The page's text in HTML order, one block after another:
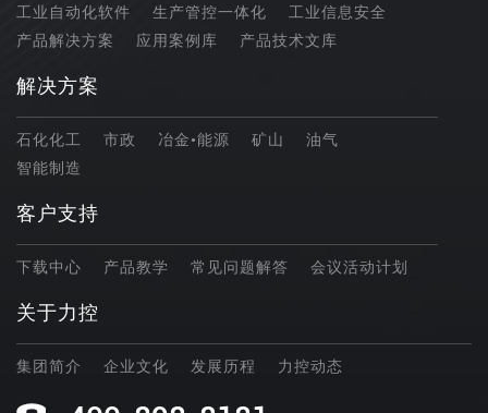
工业自动化软件 生产管控一体化
工业信息安全
产品解决方案
应用案例库 产品技术文库
解决方案
石化化工 市政 冶金•能源 矿山
油气
智能制造
客户支持
下载中心 产品教学 常见问题解答 会议活动计划
关于力控
集团简介 企业文化 发展历程 力控动态